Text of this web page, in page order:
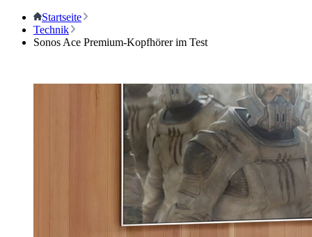
Startseite
Technik
Sonos Ace Premium-Kopfhörer im Test